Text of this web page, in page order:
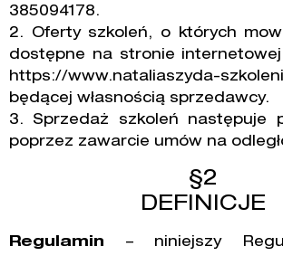
385094178.
2. Oferty szkoleń, o których
dostępne na stronie
https://www.nataliaszyda-
będącej własnością sprzedawcy.
3. Sprzedaż szkoleń następuje
poprzez zawarcie umów na
§2
DEFINICJE
Regulamin – niniejszy